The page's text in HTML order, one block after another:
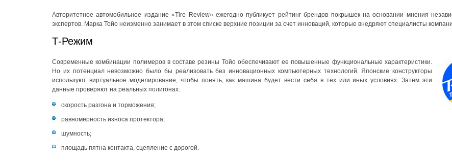
Авторитетное автомобильное издание «Tire Review» ежегодно публикует рейтинг брендов покрышек на основании мнения
экспертов. Марка Тойо неизменно занимает в этом списке верхние позиции за счет инноваций, которые внедряют специалисты
Т-Режим
Современные комбинации полимеров в составе резины Тойо обеспечивают ее повышенные функциональные характеристики.
Но их потенциал невозможно было бы реализовать без инновационных компьютерных технологий. Японские конструкторы
используют виртуальное моделирование, чтобы понять, как машина будет вести себя в тех или иных условиях. Затем эти
данные проверяют на реальных полигонах:
скорость разгона и торможения;
равномерность износа протектора;
шумность;
площадь пятна контакта, сцепление с дорогой.